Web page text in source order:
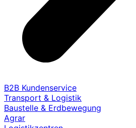
B2B Kundenservice
Transport & Logistik
Baustelle & Erdbewegung
Agrar